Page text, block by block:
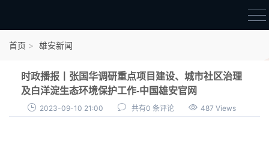
点我申领雄才卡
审核通过公示
首页 雄安新闻
时政播报丨张国华调研重点项目建设、城市社区治理
及白洋淀生态环境保护工作-中国雄安官网
2023-09-10 21:00 共有0 条评论 487 Views